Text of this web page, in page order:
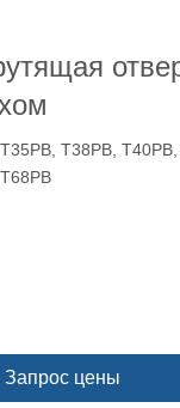
T38PB, T40PB,
Запрос цены